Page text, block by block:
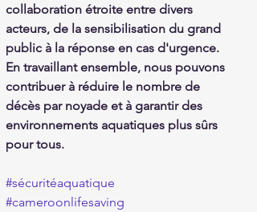
collaboration étroite entre divers
acteurs, de la sensibilisation du grand
public à la réponse en cas d'urgence.
En travaillant ensemble, nous pouvons
contribuer à réduire le nombre de
décès par noyade et à garantir des
environnements aquatiques plus sûrs
pour tous.
#sécuritéaquatique
#cameroonlifesaving